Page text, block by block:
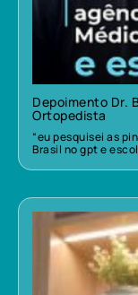
Depoimento Dr.
Ortopedista
“eu pesquisei as
Brasil no gpt e